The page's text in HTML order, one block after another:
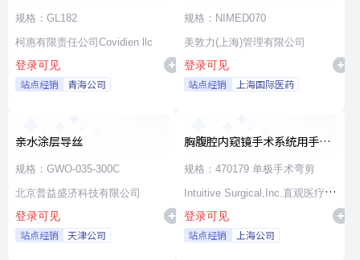
规格：GL182
柯惠有限责任公司Covidien llc
登录可见
站点经销 青海公司
规格：NIMED070
美敦力(上海)管理有限公司
登录可见
站点经销 上海国际医药
亲水涂层导丝
规格：GWO-035-300C
北京普益盛济科技有限公司
登录可见
站点经销 天津公司
胸腹腔内窥镜手术系统用手术
器械
规格：470179 单极手术弯剪
Intuitive Surgical,Inc.直观医疗公
司
登录可见
站点经销 上海公司